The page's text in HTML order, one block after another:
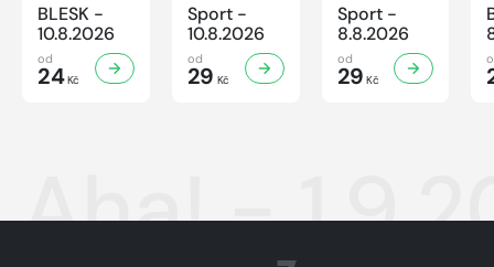
BLESK -
10.8.2026
od
24Kč
Sport -
10.8.2026
od
29 Kč
Sport -
8.8.2026
od
29 Kč
Aha! -